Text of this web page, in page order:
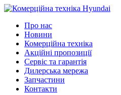
Про нас
Новини
Комерційна техніка
Акційні пропозиції
Сервіс та гарантія
Дилерська мережа
Запчастини
Контакти